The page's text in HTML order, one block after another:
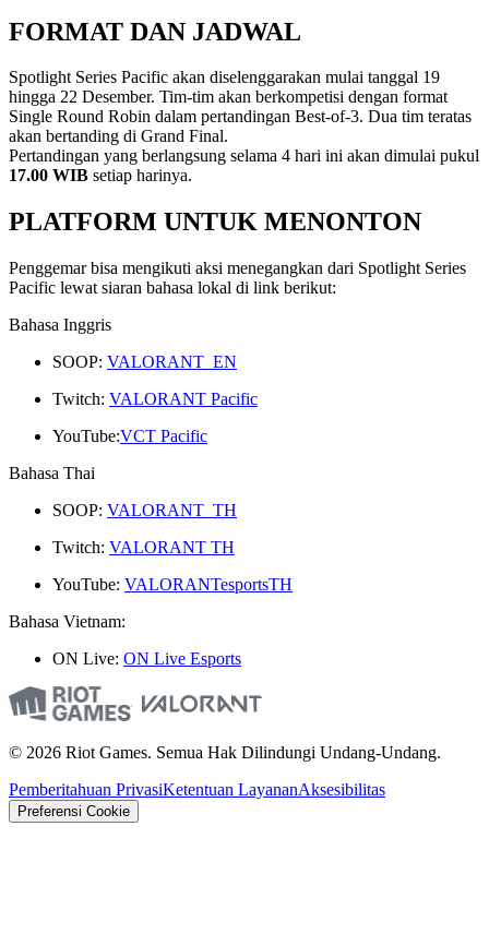
FORMAT DAN JADWAL
Spotlight Series Pacific akan diselenggarakan mulai tanggal 19
hingga 22 Desember. Tim-tim akan berkompetisi dengan format
Single Round Robin dalam pertandingan Best-of-3. Dua tim teratas
akan bertanding di Grand Final.
Pertandingan yang berlangsung selama 4 hari ini akan dimulai pukul
17.00 WIB setiap harinya.
PLATFORM UNTUK MENONTON
Penggemar bisa mengikuti aksi menegangkan dari Spotlight Series
Pacific lewat siaran bahasa lokal di link berikut:
Bahasa Inggris
SOOP: VALORANT_EN
Twitch: VALORANT Pacific
YouTube:VCT Pacific
Bahasa Thai
SOOP: VALORANT_TH
Twitch: VALORANT TH
YouTube: VALORANTesportsTH
Bahasa Vietnam:
ON Live: ON Live Esports
© 2026 Riot Games. Semua Hak Dilindungi Undang-Undang.
Pemberitahuan PrivasiKetentuan LayananAksesibilitas
Preferensi Cookie